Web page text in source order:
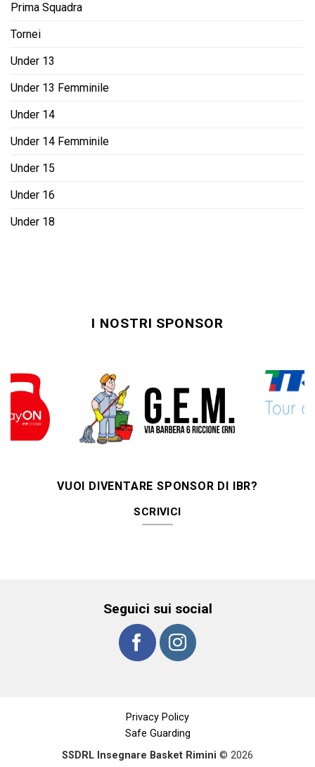
Prima Squadra
Tornei
Under 13
Under 13 Femminile
Under 14
Under 14 Femminile
Under 15
Under 16
Under 18
I NOSTRI SPONSOR
VUOI DIVENTARE SPONSOR DI IBR?
SCRIVICI
Seguici sui social
Privacy Policy
Safe Guarding
SSDRL Insegnare Basket Rimini © 2026